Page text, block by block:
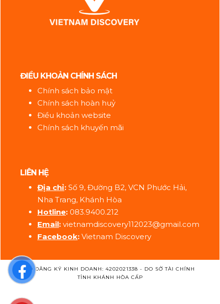
ĐIỀU KHOẢN CHÍNH SÁCH
Chính sách bảo mật
Chính sách hoàn huỷ
Điều khoản website
Chính sách khuyến mãi
LIÊN HỆ
Địa chỉ: Số 9, Đường B2, VCN Phước Hải,
Nha Trang, Khánh Hòa
Hotline: 083.9400.212
Email: vietnamdiscovery112023@gmail.com
Facebook: Vietnam Discovery
SỐ ĐĂNG KÝ KINH DOANH: 4202021338 - DO SỞ TÀI CHÍNH
TỈNH KHÁNH HÒA CẤP